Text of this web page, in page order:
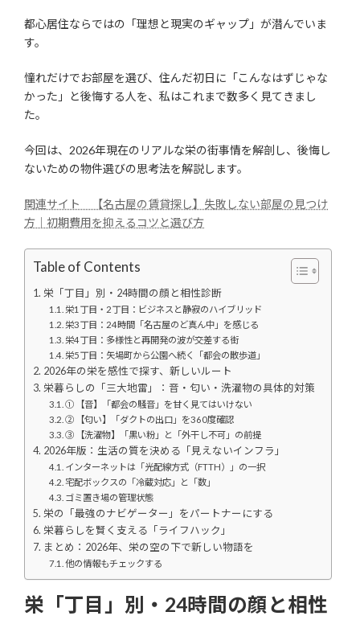
都心居住ならではの「理想と現実のギャップ」が潜んでいま
す。
憧れだけでお部屋を選び、住んだ初日に「こんなはずじゃな
かった」と後悔する人を、私はこれまで数多く見てきまし
た。
今回は、2026年現在のリアルな栄の街事情を解剖し、後悔し
ないための物件選びの思考法を解説します。
関連サイト 【名古屋の賃貸探し】失敗しない部屋の見つけ
方｜初期費用を抑えるコツと選び方
Table of Contents
栄「丁目」別・24時間の顔と相性診断
栄1丁目・2丁目：ビジネスと静寂のハイブリッド
栄3丁目：24時間「名古屋のど真ん中」を感じる
栄4丁目：多様性と再開発の波が交差する街
栄5丁目：矢場町から公園へ続く「都会の散歩道」
2026年の栄を感性で探す、新しいルート
栄暮らしの「三大地雷」：音・匂い・洗濯物の具体的対策
① 【音】「都会の騒音」を甘く見てはいけない
② 【匂い】「ダクトの出口」を360度確認
③ 【洗濯物】「黒い粉」と「外干し不可」の前提
2026年版：生活の質を決める「見えないインフラ」
インターネットは「光配線方式（FTTH）」の一択
宅配ボックスの「冷蔵対応」と「数」
ゴミ置き場の管理状態
栄の「最強のナビゲーター」をパートナーにする
栄暮らしを賢く支える「ライフハック」
まとめ：2026年、栄の空の下で新しい物語を
他の情報もチェックする
栄「丁目」別・24時間の顔と相性